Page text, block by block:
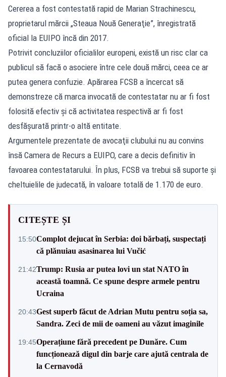
Cererea a fost contestată rapid de Marian Strachinescu,
proprietarul mărcii „Steaua Nouă Generaţie”, înregistrată
oficial la EUIPO încă din 2017.
Potrivit concluziilor oficialilor europeni, există un risc clar ca
publicul să facă o asociere între cele două mărci, ceea ce ar
putea genera confuzie. Apărarea FCSB a încercat să
demonstreze că marca invocată de contestatar nu ar fi fost
folosită efectiv şi că activitatea respectivă ar fi fost
desfăşurată printr-o altă entitate.
Argumentele prezentate de avocaţii clubului nu au convins
însă Camera de Recurs a EUIPO, care a decis definitiv în
favoarea contestatarului. În plus, FCSB va trebui să suporte şi
cheltuielile de judecată, în valoare totală de 1.170 de euro.
CITEȘTE ȘI
15:50Complot dejucat în Serbia: doi bărbați, suspectați
că plănuiau asasinarea lui Vučić
21:42Trump: Rusia ar putea lovi un stat NATO în
această toamnă. Ce spune despre armele pentru
Ucraina
20:43Gest superb făcut de Adrian Mutu pentru soția sa,
Sandra. Zeci de mii de oameni au văzut imaginile
19:45Operațiune fără precedent pe Dunăre. Cum
funcționează digul din barje care ajută centrala de
la Cernavodă